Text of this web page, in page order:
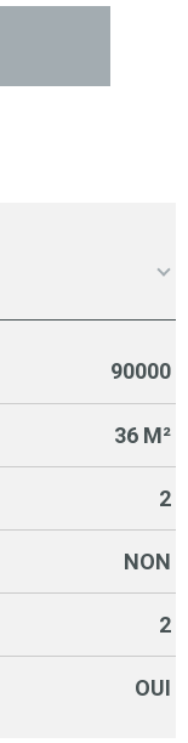
90000
36 M²
2
NON
2
OUI